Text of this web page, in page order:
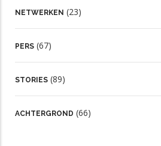
NETWERKEN (23)
PERS (67)
STORIES (89)
ACHTERGROND (66)